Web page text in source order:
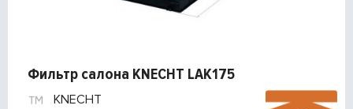
Фильтр салона KNECHT LAK175
KNECHT